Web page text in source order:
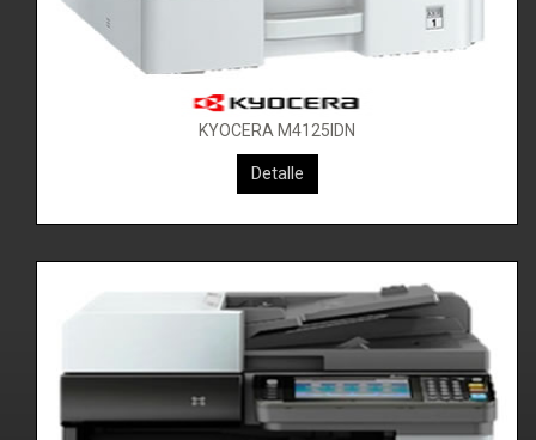
KYOCERA M4125IDN
Detalle
KYOCERA M4132IDN